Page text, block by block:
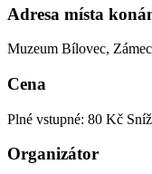
Adresa místa
Muzeum Bílovec,
Cena
Plné vstupné: 80 Kč
Organizátor